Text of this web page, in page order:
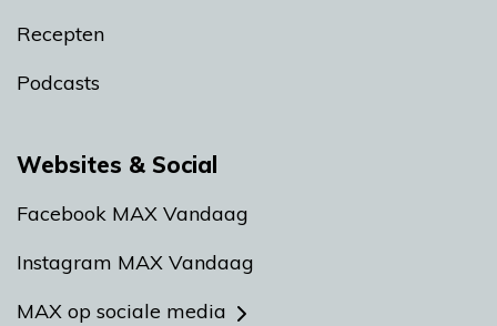
Recepten
Podcasts
Websites & Social
Facebook MAX Vandaag
Instagram MAX Vandaag
MAX op sociale media